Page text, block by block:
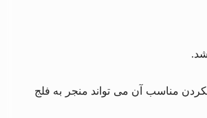
نکردن مناسب آن می ‌تواند منجر به فلج